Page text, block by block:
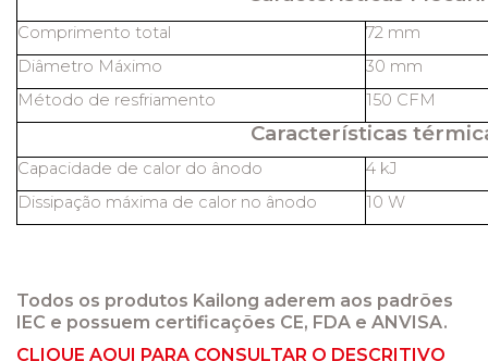
Comprimento total
72 mm
Diâmetro Máximo
30 mm
Método de resfriamento
150 CFM
Características
Capacidade de calor do ânodo
4 kJ
Dissipação máxima de calor no ânodo
10 W
Todos os produtos Kailong aderem aos padrões
IEC e possuem certificações CE, FDA e ANVISA.
CLIQUE AQUI PARA CONSULTAR O DESCRITIVO